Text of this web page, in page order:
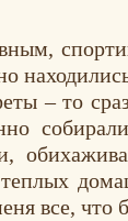
– то
все, что